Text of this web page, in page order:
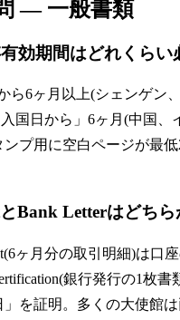
— 一般書類
効期間はどれくらい
ら6ヶ月以上(シェンゲン
国日から」6ヶ月(中国、
プ用に空白ページが最
Bank Letterはどちら
ヶ月分の取引明細)は口座
銀行発行の1枚書
」を証明。多くの大使館